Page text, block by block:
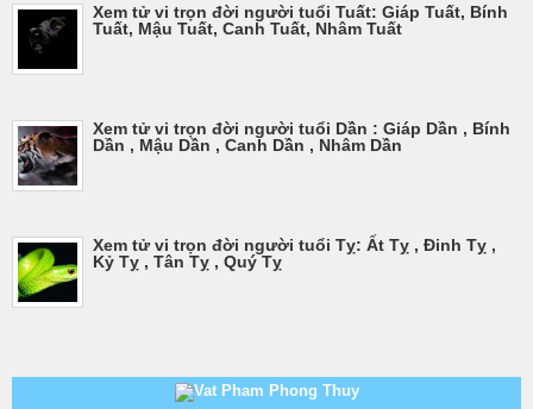
Xem tử vi trọn đời người tuổi Tuất: Giáp Tuất, Bính
Tuất, Mậu Tuất, Canh Tuất, Nhâm Tuất
Xem tử vi trọn đời người tuổi Dần : Giáp Dần , Bính
Dần , Mậu Dần , Canh Dần , Nhâm Dần
Xem tử vi trọn đời người tuổi Tỵ: Ất Tỵ , Đinh Tỵ ,
Kỷ Tỵ , Tân Tỵ , Quý Tỵ